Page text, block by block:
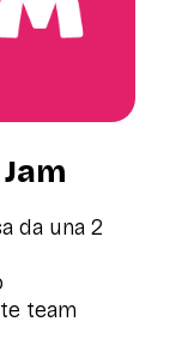
da una 2
team